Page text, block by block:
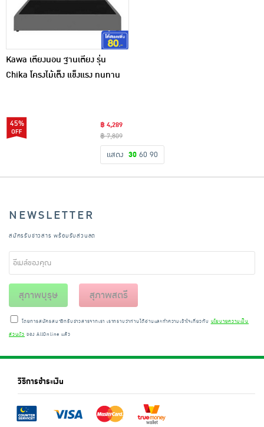
Kawa เตียงนอน ฐานเตียง รุ่น
Chika โครงไม้เต็ง แข็งแรง ทนทาน
45%
฿ 4,289
฿ 7,809
แสดง 30 60 90
NEWSLETTER
สมัครรับข่าวสาร พร้อมรับส่วนลด
สุภาพบุรุษ สุภาพสตรี
โดยการสมัครสมาชิกรับข่าวสารจากเรา เราทราบว่าท่านได้อ่านและทำความเข้าใจเกี่ยวกับ นโยบายความเป็น
ส่วนตัว ของ AllOnline แล้ว
วิธีการชำระเงิน